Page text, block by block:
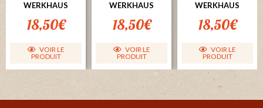
WERKHAUS
18,50€
VOIR LE
PRODUIT
WERKHAUS
18,50€
VOIR LE
PRODUIT
WERKHAUS
18,50€
VOIR LE
PRODUIT